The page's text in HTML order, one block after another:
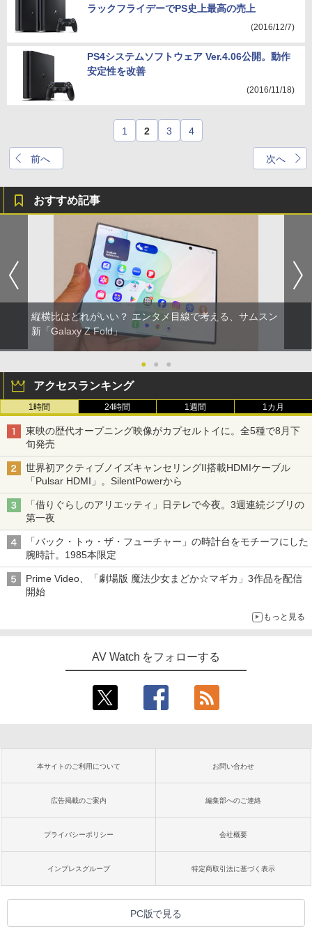
ラックフライデーでPS史上最高の売上
(2016/12/7)
PS4システムソフトウェア Ver.4.06公開。動作
安定性を改善
(2016/11/18)
前へ
1 2 3 4
次へ
おすすめ記事
縦横比はどれがいい？ エンタメ目線で考える、サムスン
新「Galaxy Z Fold」
● ● ●
アクセスランキング
1時間 24時間 1週間 1カ月
東映の歴代オープニング映像がカプセルトイに。全5種で8月下
旬発売
世界初アクティブノイズキャンセリングII搭載HDMIケーブル
「Pulsar HDMI」。SilentPowerから
「借りぐらしのアリエッティ」日テレで今夜。3週連続ジブリの
第一夜
「バック・トゥ・ザ・フューチャー」の時計台をモチーフにした
腕時計。1985本限定
Prime Video、「劇場版 魔法少女まどか☆マギカ」3作品を配信
開始
もっと見る
AV Watch をフォローする
本サイトのご利用について お問い合わせ
広告掲載のご案内 編集部へのご連絡
プライバシーポリシー 会社概要
インプレスグループ 特定商取引法に基づく表示
PC版で見る